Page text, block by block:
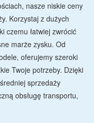
nasze niskie ceny
Korzystaj z dużych
czemu łatwiej zwrócić
marże zysku. Od
oferujemy szeroki
Twoje potrzeby. Dzięki
sprzedaży
obsługę transportu,